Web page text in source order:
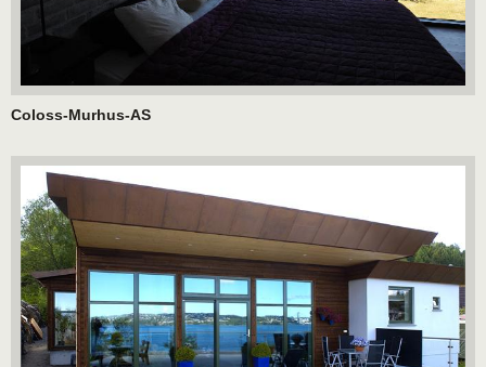
Coloss-Murhus-AS